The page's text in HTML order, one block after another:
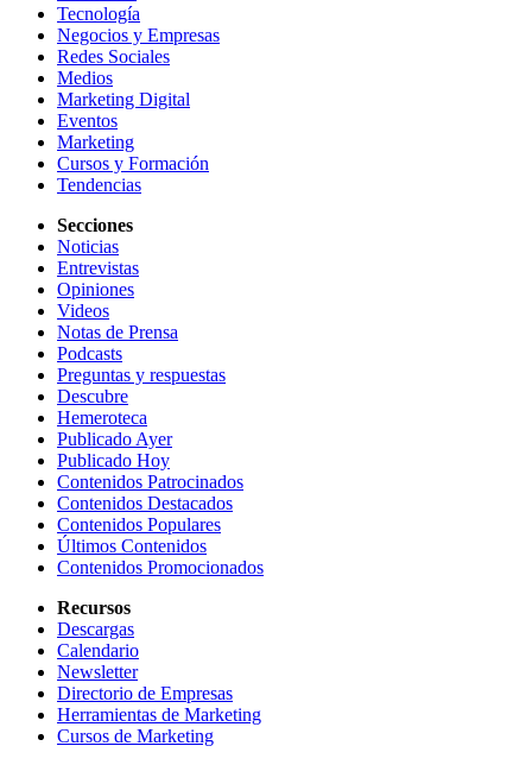
Tecnología
Negocios y Empresas
Redes Sociales
Medios
Marketing Digital
Eventos
Marketing
Cursos y Formación
Tendencias
Secciones
Noticias
Entrevistas
Opiniones
Videos
Notas de Prensa
Podcasts
Preguntas y respuestas
Descubre
Hemeroteca
Publicado Ayer
Publicado Hoy
Contenidos Patrocinados
Contenidos Destacados
Contenidos Populares
Últimos Contenidos
Contenidos Promocionados
Recursos
Descargas
Calendario
Newsletter
Directorio de Empresas
Herramientas de Marketing
Cursos de Marketing